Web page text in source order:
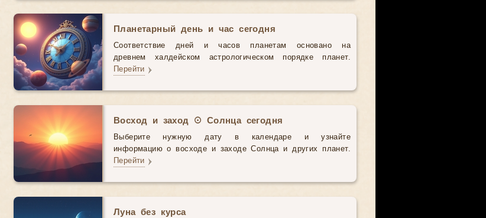
Планетарный день и час сегодня
Соответствие дней и часов планетам основано на
древнем халдейском астрологическом порядке планет.
Перейти
Восход и заход ☉ Солнца сегодня
Выберите нужную дату в календаре и узнайте
информацию о восходе и заходе Солнца и других планет.
Перейти
Луна без курса